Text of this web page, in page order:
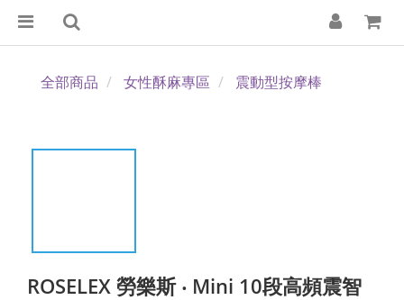
全部商品 女性酥麻專區 震動型按摩棒
ROSELEX 勞樂斯 ‧ Mini 10段高頻震智